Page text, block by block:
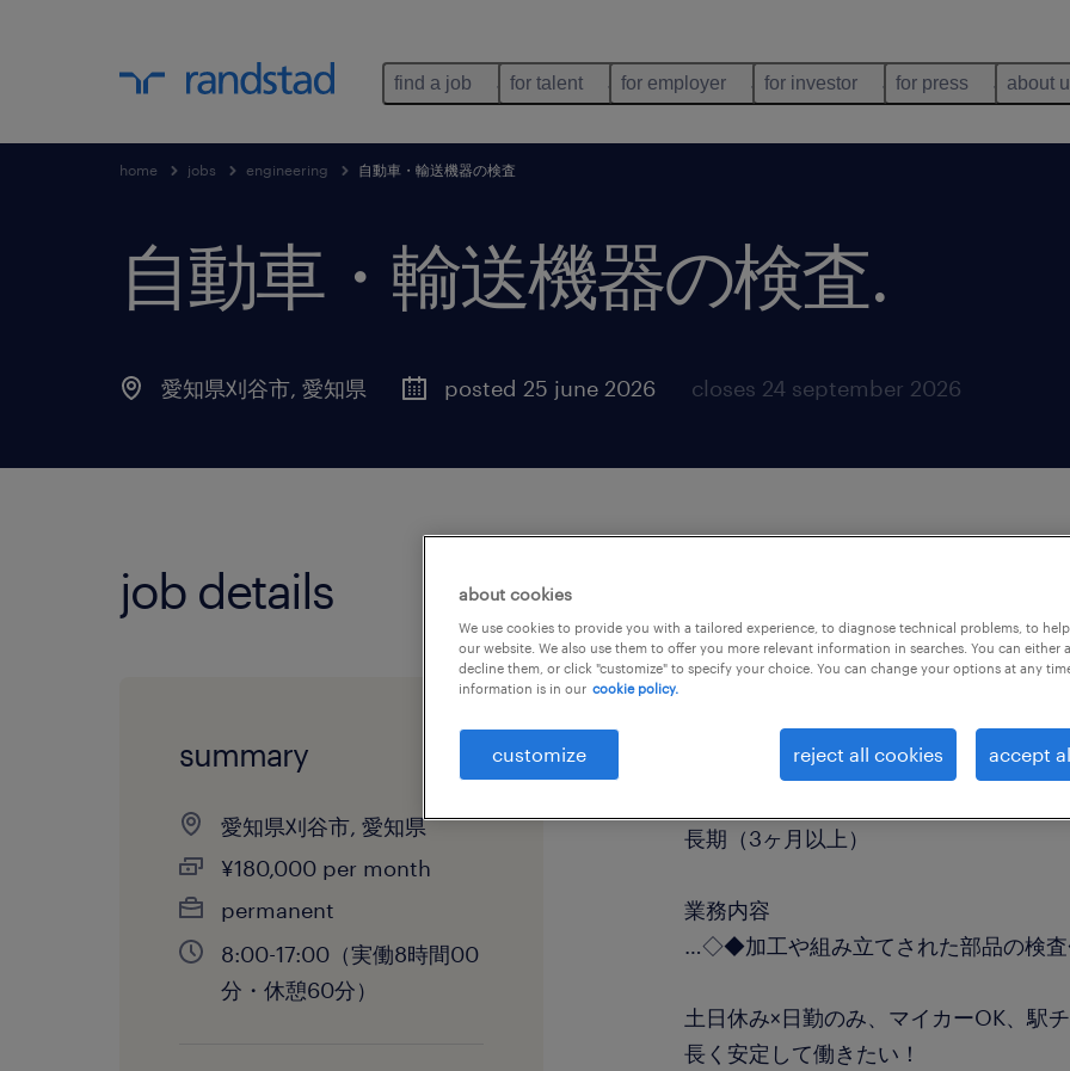
find a job for talent for employer for investor for press about
home jobs engineering 自動車・輸送機器の検査
自動車・輸送機器の検査.
愛知県刈谷市, 愛知県 posted 25 june 2026 closes 24 september 2026
job details
summary
愛知県刈谷市, 愛知県
¥180,000 per month
permanent
8:00-17:00（実働8時間00
分・休憩60分）
長期（3ヶ月以上）
業務内容
…◇◆加工や組み立てされた部品の検
土日休み×日勤のみ、マイカーOK、駅チ
長く安定して働きたい！
about cookies
We use cookies to provide you with a tailored experience, to diagnose technical problems, to
our website. We also use them to offer you more relevant information in searches. You can either
decline them, or click "customize" to specify your choice. You can change your options at any
information is in our cookie policy.
customize reject all cookies accept